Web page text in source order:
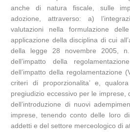
anche di natura fiscale, sulle
adozione, attraverso: a)
valutazioni nella formulazione
applicazione della disciplina di cui
della legge 28 novembre 2005, n.
dell’impatto della
dell’impatto della regolamentazione
criteri di proporzionalita’ e,
pregiudizio eccessivo per le imprese,
dell’introduzione di nuovi
imprese, tenendo conto delle loro
addetti e del settore merceologico di